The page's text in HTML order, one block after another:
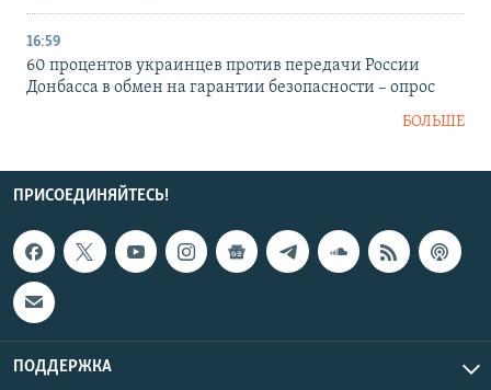
16:59
60 процентов украинцев против передачи России
Донбасса в обмен на гарантии безопасности – опрос
БОЛЬШЕ
ПРИСОЕДИНЯЙТЕСЬ!
ПОДДЕРЖКА